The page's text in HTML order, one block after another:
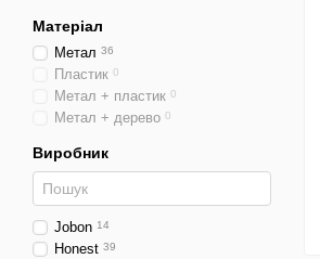
Матеріал
Метал 36
Пластик 0
Метал + пластик 0
Метал + дерево 0
Виробник
Jobon 14
Honest 39